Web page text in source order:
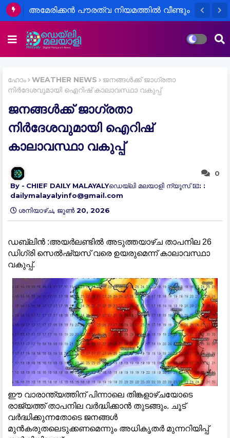
അമേരിക്കൻ പൗരത്വ നിയമത്തിൽ വീണ്ടും
ബാറിന്റെ പാർക്കിങ് ഏരിയയിൽ വച്ച്
ഹോം WEATHER NEWS
ജനങ്ങൾക്ക് ജാഗ്രതാ
നിർദേശവുമായി ഐറിഷ് കാലാവസ്ഥാ വകുപ്പ്
ജനങ്ങൾക്ക് ജാഗ്രതാ
നിർദേശവുമായി ഐറിഷ്
കാലാവസ്ഥാ വകുപ്പ്
0
CHIEF DAILY MALAYALYഡെയ്‌ലി മലയാളി ന്യൂസ് 📧: :
dailymalayalyinfo@gmail.com
ശനിയാഴ്‌ച, ജൂൺ 20, 2026
ഡബ്ലിൻ :അയര്‍ലണ്ടില്‍ അടുത്തയാഴ്ച താപനില 26
ഡിഗ്രി സെല്‍ഷ്യസ് വരെ ഉയരുമെന്ന് കാലാവസ്ഥാ
വകുപ്പ്.
ഈ വാരാന്ത്യത്തിന് പിന്നാലെ തിങ്കളാഴ്ചയോടെ
രാജ്യത്ത് താപനില വര്‍ദ്ധിക്കാന്‍ തുടങ്ങും. ചൂട്
വര്‍ദ്ധിക്കുന്നതോടെ ജനങ്ങള്‍
മുന്‍കരുതലെടുക്കണമെന്നും അധികൃതര്‍ മുന്നറിയിപ്പ്